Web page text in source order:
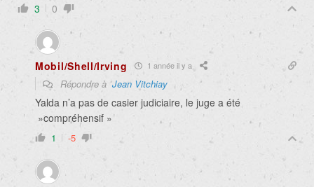
3 0
Mobil/Shell/Irving 1 année il y a
Répondre àJean Vitchiay
Yalda n’a pas de casier judiciaire, le juge a été
»compréhensif »
1 -5